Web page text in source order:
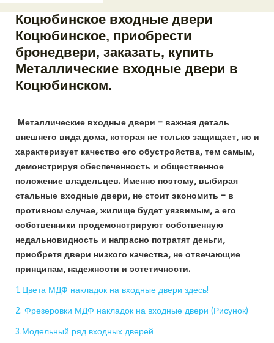
Коцюбинское входные двери
Коцюбинское, приобрести
бронедвери, заказать, купить
Металлические входные двери в
Коцюбинском.
Металлические входные двери – важная деталь
внешнего вида дома, которая не только защищает, но и
характеризует качество его обустройства, тем самым,
демонстрируя обеспеченность и общественное
положение владельцев. Именно поэтому, выбирая
стальные входные двери, не стоит экономить – в
противном случае, жилище будет уязвимым, а его
собственники продемонстрируют собственную
недальновидность и напрасно потратят деньги,
приобретя двери низкого качества, не отвечающие
принципам, надежности и эстетичности.
1.Цвета МДФ накладок на входные двери здесь!
2. Фрезеровки МДФ накладок на входные двери (Рисунок)
3.Модельный ряд входных дверей